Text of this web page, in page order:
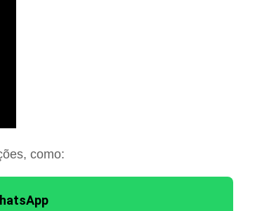
como: